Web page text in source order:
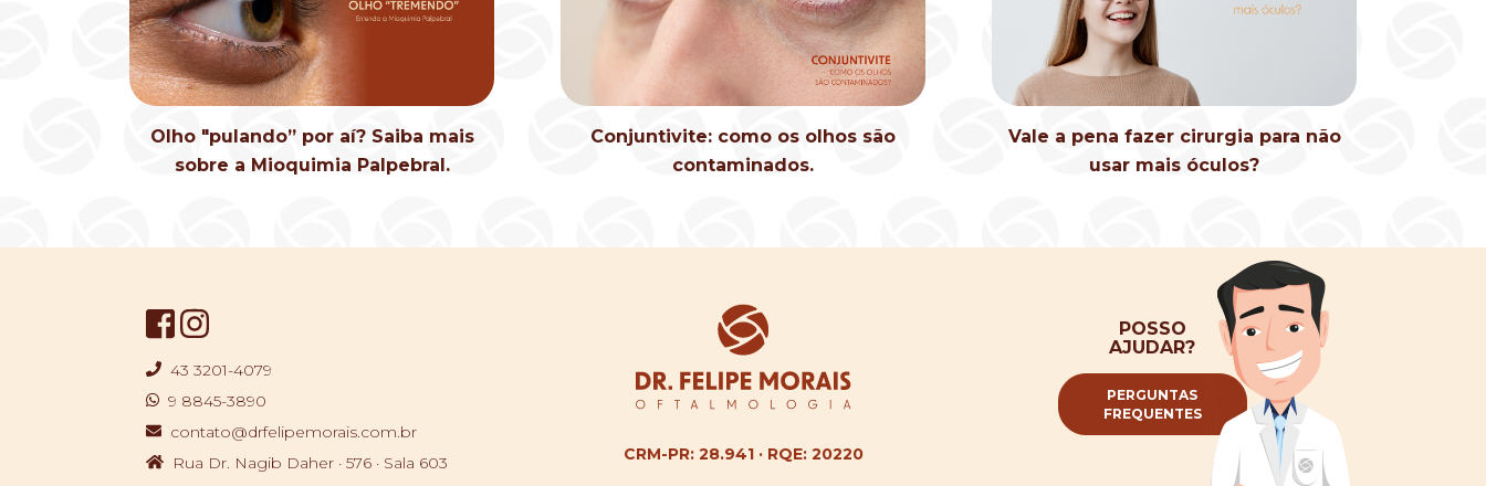
Olho "pulando” por aí? Saiba mais
sobre a Mioquimia Palpebral.
Conjuntivite: como os olhos são
contaminados.
Vale a pena fazer cirurgia para não
usar mais óculos?
43 3201-4079
9 8845-3890
contato@drfelipemorais.com.br
Rua Dr. Nagib Daher · 576 · Sala 603
CRM-PR: 28.941 · RQE: 20220
POSSO
AJUDAR?
PERGUNTAS
FREQUENTES